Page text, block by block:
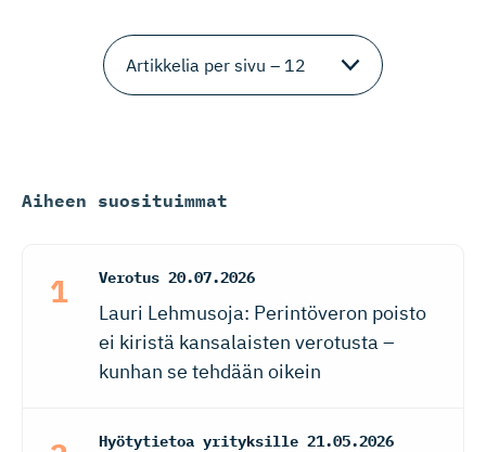
Aiheen suosituimmat
Verotus 20.07.2026
Lauri Lehmusoja: Perintöveron poisto
ei kiristä kansalaisten verotusta –
kunhan se tehdään oikein
Hyötytietoa yrityksille 21.05.2026